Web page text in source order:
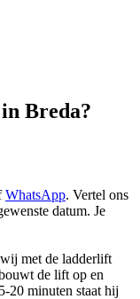
Breda?
WhatsApp. Vertel ons
datum. Je
met de ladderlift
de lift op en
20 minuten staat hij